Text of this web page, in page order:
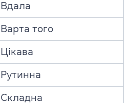
Вдала
Варта того
Цікава
Рутинна
Складна